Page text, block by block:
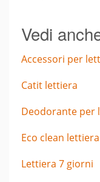
Vedi
Accessori per
Catit lettiera
Deodorante per
Eco clean lettiera
Lettiera 7 giorni